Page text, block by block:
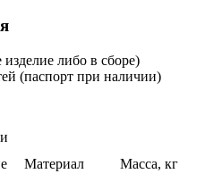
изделие либо в сборе)
(паспорт при наличии)
Материал Масса, кг